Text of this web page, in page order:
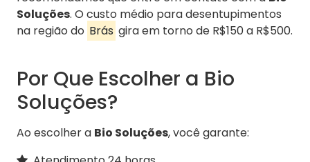
Soluções. O custo médio para desentupimentos
na região do Brás gira em torno de R$150 a R$500.
Por Que Escolher a Bio
Soluções?
Ao escolher a Bio Soluções, você garante: